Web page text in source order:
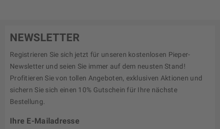
NEWSLETTER
Registrieren Sie sich jetzt für unseren kostenlosen Pieper-
Newsletter und seien Sie immer auf dem neusten Stand!
Profitieren Sie von tollen Angeboten, exklusiven Aktionen und
sichern Sie sich einen 10% Gutschein für Ihre nächste
Bestellung.
Ihre E-Mailadresse